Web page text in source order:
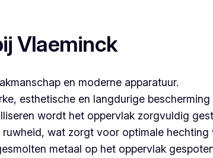
Vlaeminck
en moderne apparatuur.
esthetische en langdurige bescherming
wordt het oppervlak zorgvuldig
wat zorgt voor optimale hechting
metaal op het oppervlak